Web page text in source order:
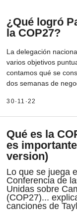
¿Qué logró
la COP27?
La delegación
varios objetivos
contamos qué se
dos semanas de
30·11·22
Qué es la
es
version)
Lo que se juega
Conferencia de
Unidas sobre
(COP27)...
canciones de